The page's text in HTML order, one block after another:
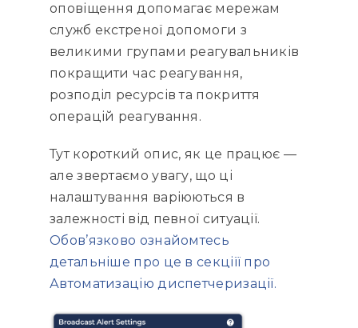
оповіщення допомагає мережам
служб екстреної допомоги з
великими групами реагувальників
покращити час реагування,
розподіл ресурсів та покриття
операцій реагування.
Тут короткий опис, як це працює —
але звертаємо увагу, що ці
налаштування варіюються в
залежності від певної ситуації.
Обов’язково ознайомтесь
детальніше про це в секціїї про
Автоматизацію диспетчеризації.